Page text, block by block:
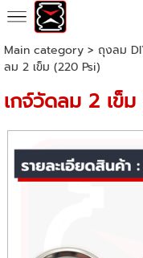
Main category> ถุงลม
ลม 2 เข็ม (220 Psi)
เกจ์วัดลม 2 เข็